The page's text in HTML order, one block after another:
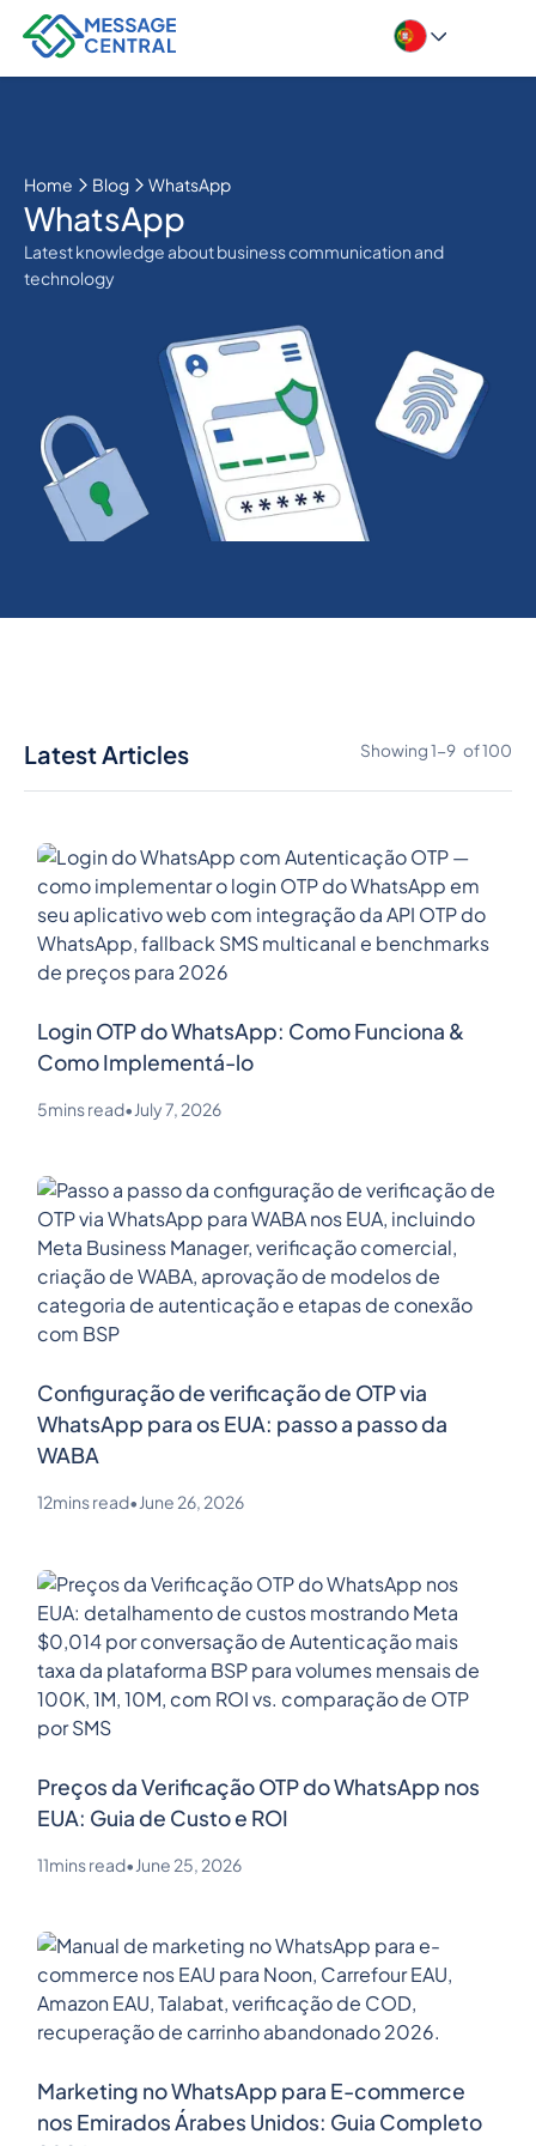
Home Blog WhatsApp
WhatsApp
Latest knowledge about business communication and
technology
Latest Articles Showing1-9 of100
Login OTP do WhatsApp: Como Funciona &
Como Implementá-lo
5mins read•July 7, 2026
Configuração de verificação de OTP via
WhatsApp para os EUA: passo a passo da
WABA
12mins read•June 26, 2026
Preços da Verificação OTP do WhatsApp nos
EUA: Guia de Custo e ROI
11mins read•June 25, 2026
Marketing no WhatsApp para E-commerce
nos Emirados Árabes Unidos: Guia Completo